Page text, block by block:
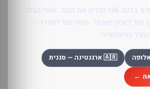
שער של פראן טורס בדקה 106 הכריע את הגמר, אחרי הצלה
מול לאמין יאמאל. תואר שני לספרד —
בהיסטוריה.
🇦🇷 ארגנטינה — סגנית
←